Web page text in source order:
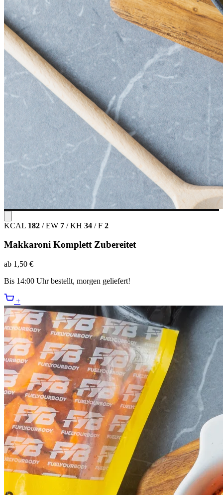
KCAL 182 / EW 7 / KH 34 / F 2
Makkaroni Komplett Zubereitet
ab 1,50 €
Bis 14:00 Uhr bestellt, morgen geliefert!
+